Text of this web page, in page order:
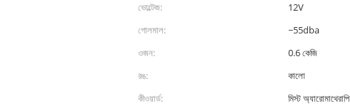
ভোল্টেজ:
12V
গোলমাল:
~55dba
ওজন:
0.6 কেজি
রঙ:
কালো
কীওয়ার্ড:
মিস্ট অ্যারোমাথেরাপি